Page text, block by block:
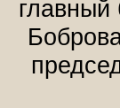
главный